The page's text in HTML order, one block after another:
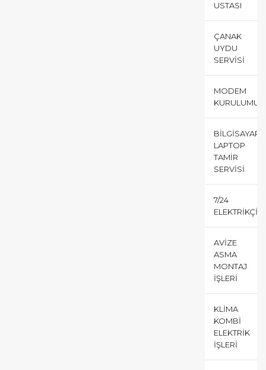
USTASI
ÇANAK
UYDU
SERVISI
MODEM
KURULUMU
BILGISAYAR
LAPTOP
TAMIR
SERVISI
7/24
ELEKTRIKÇI
AVIZE
ASMA
MONTAJ
İŞLERI
KLIMA
KOMBI
ELEKTRIK
İŞLERI